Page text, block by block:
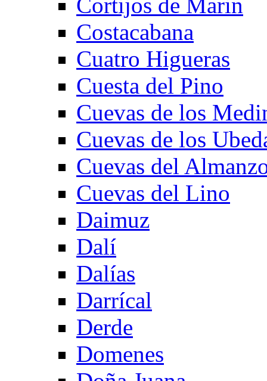
Costacabana
Cuatro Higueras
Cuesta del Pino
Cuevas de los
Cuevas de los
Cuevas del
Cuevas del Lino
Daimuz
Dalí
Dalías
Darrícal
Derde
Domenes